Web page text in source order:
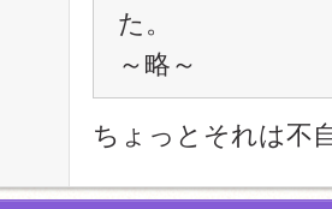
た。
～略～
ちょっとそれは不